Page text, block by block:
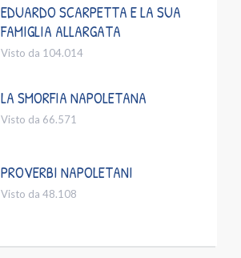
EDUARDO SCARPETTA E LA SUA
FAMIGLIA ALLARGATA
Visto da 104.014
LA SMORFIA NAPOLETANA
Visto da 66.571
PROVERBI NAPOLETANI
Visto da 48.108